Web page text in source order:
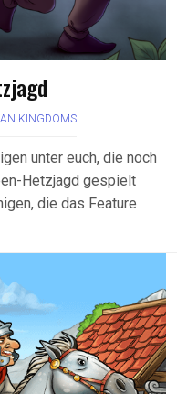
KINGDOMS
unter euch, die noch
Hetzjagd gespielt
die das Feature